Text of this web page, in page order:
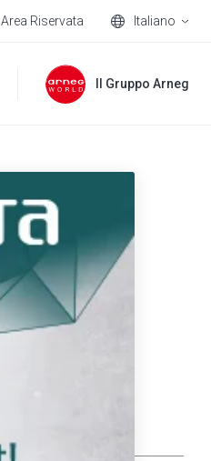
Area Riservata Italiano
Il Gruppo Arneg